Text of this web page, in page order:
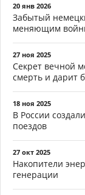
20 янв 2026
Забытый
меняющим
27 ноя 2025
Секрет вечной
смерть и дарит
18 ноя 2025
В России
поездов
27 окт 2025
Накопители
генерации